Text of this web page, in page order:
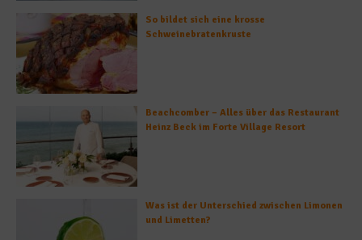
So bildet sich eine krosse
Schweinebratenkruste
Beachcomber – Alles über das Restaurant
Heinz Beck im Forte Village Resort
Was ist der Unterschied zwischen Limonen
und Limetten?